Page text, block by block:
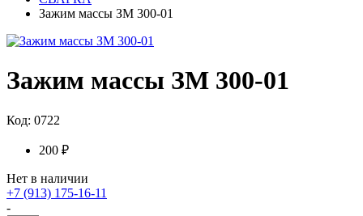
Зажим массы ЗМ 300-01
Зажим массы ЗМ 300-01
Код: 0722
200 ₽
Нет в наличии
+7 (913) 175-16-11
-